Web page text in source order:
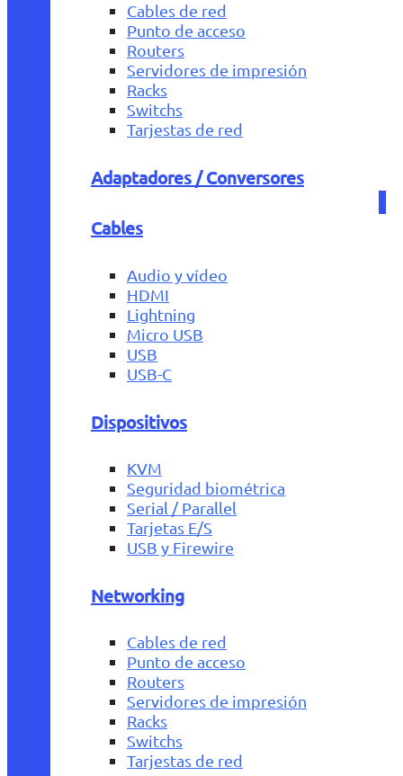
Cables de red
Punto de acceso
Routers
Servidores de impresión
Racks
Switchs
Tarjestas de red
Adaptadores / Conversores
Cables
Audio y vídeo
HDMI
Lightning
Micro USB
USB
USB-C
Dispositivos
KVM
Seguridad biométrica
Serial / Parallel
Tarjetas E/S
USB y Firewire
Networking
Cables de red
Punto de acceso
Routers
Servidores de impresión
Racks
Switchs
Tarjestas de red